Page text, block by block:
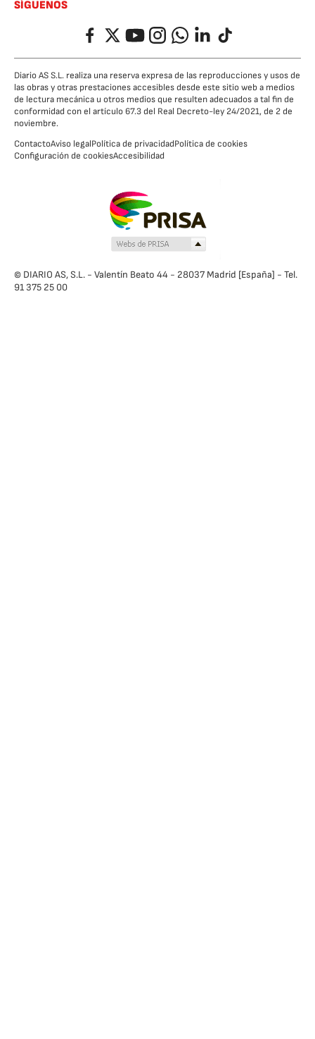
SÍGUENOS
FacebookTwitterYouTubeInstagramWhatsappLinkedIn
TikTok
Diario AS S.L. realiza una reserva expresa de las reproducciones y usos de
las obras y otras prestaciones accesibles desde este sitio web a medios
de lectura mecánica u otros medios que resulten adecuados a tal fin de
conformidad con el artículo 67.3 del Real Decreto-ley 24/2021, de 2 de
noviembre.
ContactoAviso legalPolítica de privacidadPolítica de cookies
Configuración de cookiesAccesibilidad
© DIARIO AS, S.L. - Valentín Beato 44 - 28037 Madrid [España] - Tel.
91 375 25 00